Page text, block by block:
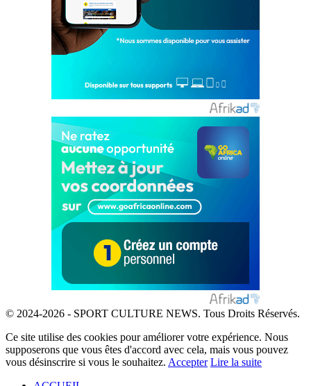
© 2024-2026 - SPORT CULTURE NEWS. Tous Droits Réservés.
Ce site utilise des cookies pour améliorer votre expérience. Nous
supposerons que vous êtes d'accord avec cela, mais vous pouvez
vous désinscrire si vous le souhaitez. Accepter Lire la suite